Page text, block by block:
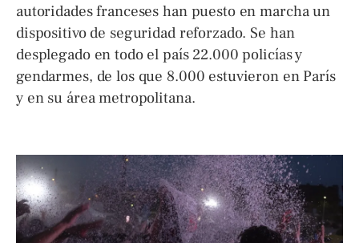
autoridades franceses han puesto en marcha un
dispositivo de seguridad reforzado. Se han
desplegado en todo el país 22.000 policías y
gendarmes, de los que 8.000 estuvieron en París
y en su área metropolitana.